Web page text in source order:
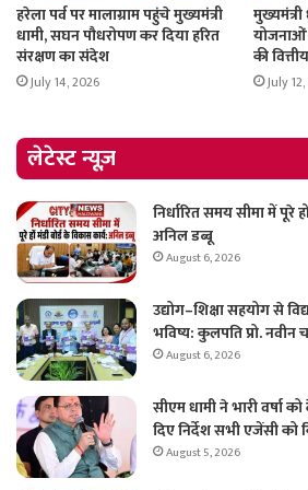
हरेला पर्व पर मालाग्राम पहुंचे मुख्यमंत्री
धामी, सघन पौधरोपण कर दिया हरित
संरक्षण का संदेश
July 14, 2026
की
July
लेटेस्ट न्यूज़
निर्धारित समय सीमा में पूरे
अनिल डब्बू
August 6, 2026
उद्योग–शिक्षा सहयोग से
भविष्य: कुलपति प्रो. नवीन
August 6, 2026
सीएम धामी ने भारी वर्षा
दिए निर्देश सभी एजेंसी को
August 5, 2026